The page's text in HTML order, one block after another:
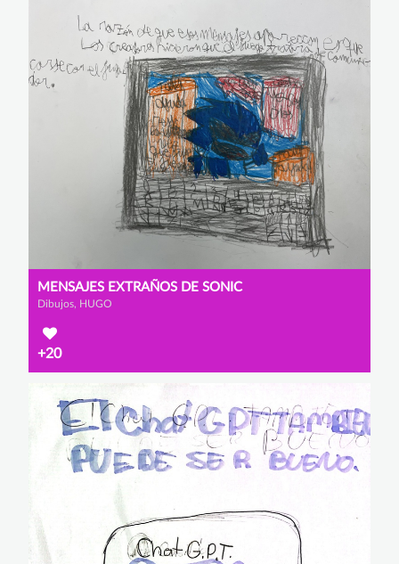
MENSAJES EXTRAÑOS DE SONIC
Dibujos, HUGO
+20